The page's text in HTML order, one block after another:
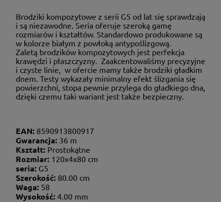
Brodziki kompozytowe z serii G5 od lat się sprawdzają
i są niezawodne. Seria oferuje szeroką gamę
rozmiarów i kształtów. Standardowo produkowane są
w kolorze białym z powłoką antypoślizgową.
Zaletą brodzików kompozytowych jest perfekcja
krawędzi i płaszczyzny. Zaakcentowaliśmy precyzyjne
i czyste linie, w ofercie mamy także brodziki gładkim
dnem. Testy wykazały minimalny efekt ślizgania się
powierzchni, stopa pewnie przylega do gładkiego dna,
dzięki czemu taki wariant jest także bezpieczny.
EAN: 8590913800917
Gwarancja: 36 m
Kształt: Prostokątne
Rozmiar: 120x4x80 cm
seria: G5
Szerokość: 80.00 cm
Waga: 58
Wysokość: 4.00 mm